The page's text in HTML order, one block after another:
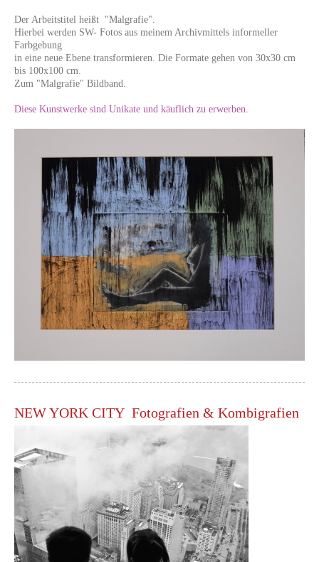
Der Arbeitstitel heißt "Malgrafie".
Hierbei werden SW- Fotos aus meinem Archivmittels informeller
Farbgebung
in eine neue Ebene transformieren. Die Formate gehen von 30x30 cm
bis 100x100 cm.
Zum "Malgrafie" Bildband.
Diese Kunstwerke sind Unikate und käuflich zu erwerben.
NEW YORK CITY Fotografien & Kombigrafien